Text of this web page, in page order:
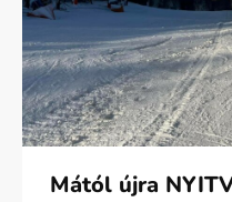
Mától újra